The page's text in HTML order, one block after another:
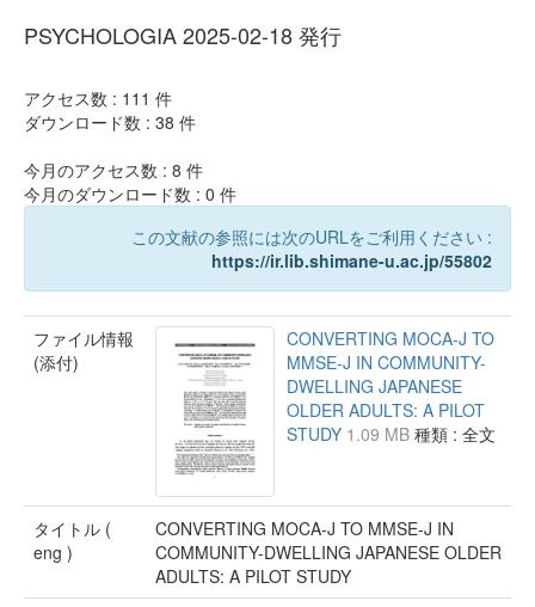
PSYCHOLOGIA 2025-02-18 発行
アクセス数 : 111 件
ダウンロード数 : 38 件
今月のアクセス数 : 8 件
今月のダウンロード数 : 0 件
この文献の参照には次のURLをご利用ください :
https://ir.lib.shimane-u.ac.jp/55802
ファイル情報
(添付)
CONVERTING MOCA-J TO
MMSE-J IN COMMUNITY-
DWELLING JAPANESE
OLDER ADULTS: A PILOT
STUDY 1.09 MB 種類 : 全文
タイトル (
eng )
CONVERTING MOCA-J TO MMSE-J IN
COMMUNITY-DWELLING JAPANESE OLDER
ADULTS: A PILOT STUDY